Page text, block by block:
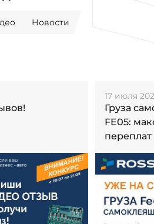
Новости
17 июля
Груза
FE05:
переплат